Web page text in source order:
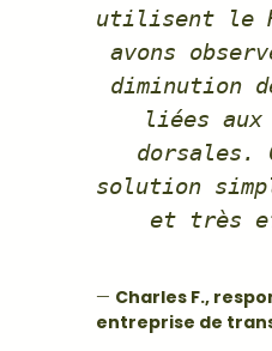
utilisent le
avons
diminution
liées aux
dorsales.
solution
et très
— Charles F.,
entreprise de